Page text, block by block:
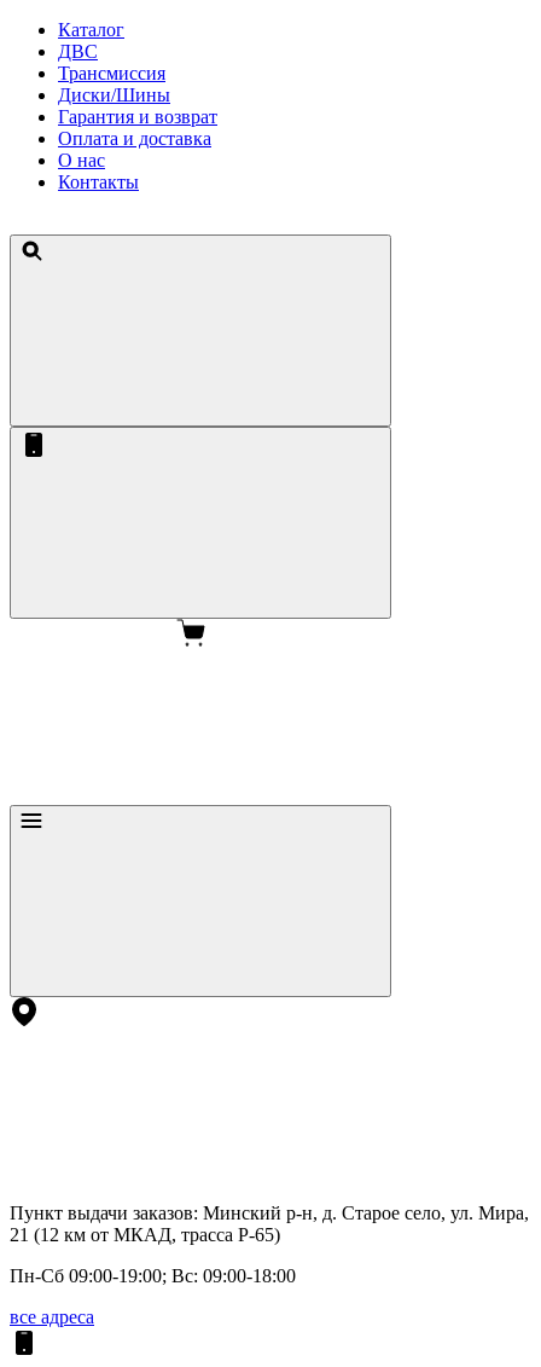
Каталог
ДВС
Трансмиссия
Диски/Шины
Гарантия и возврат
Оплата и доставка
О нас
Контакты
Пункт выдачи заказов: Минский р-н, д. Старое село, ул. Мира,
21 (12 км от МКАД, трасса P-65)
Пн-Сб 09:00-19:00; Вс: 09:00-18:00
все адреса